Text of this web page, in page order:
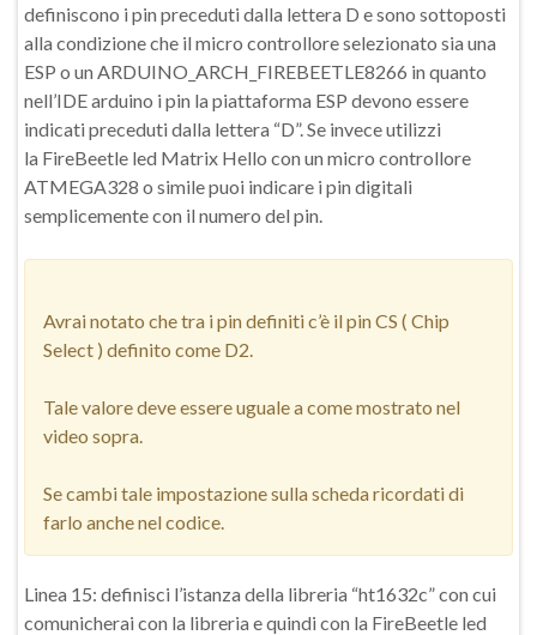
definiscono i pin preceduti dalla lettera D e sono sottoposti
alla condizione che il micro controllore selezionato sia una
ESP o un ARDUINO_ARCH_FIREBEETLE8266 in quanto
nell’IDE arduino i pin la piattaforma ESP devono essere
indicati preceduti dalla lettera “D”. Se invece utilizzi
la FireBeetle led Matrix Hello con un micro controllore
ATMEGA328 o simile puoi indicare i pin digitali
semplicemente con il numero del pin.
Avrai notato che tra i pin definiti c’è il pin CS ( Chip
Select ) definito come D2.
Tale valore deve essere uguale a come mostrato nel
video sopra.
Se cambi tale impostazione sulla scheda ricordati di
farlo anche nel codice.
Linea 15: definisci l’istanza della libreria “ht1632c” con cui
comunicherai con la libreria e quindi con la FireBeetle led